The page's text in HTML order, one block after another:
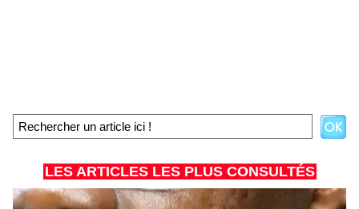
LES ARTICLES LES PLUS CONSULTÉS